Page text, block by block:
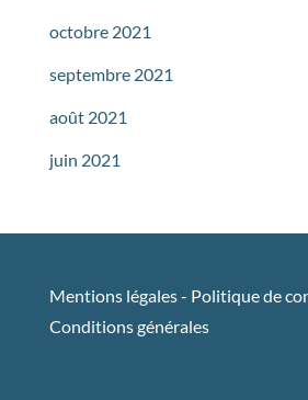
octobre 2021
septembre 2021
août 2021
juin 2021
Mentions légales- Politique de
Conditions générales